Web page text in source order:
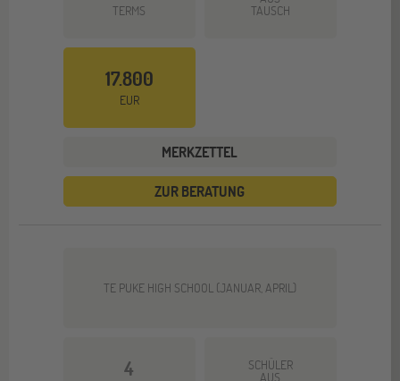
TERMS TAUSCH
17.800
EUR
MERKZETTEL
ZUR BERATUNG
TE PUKE HIGH SCHOOL (JANUAR, APRIL)
4 SCHÜLER
AUS